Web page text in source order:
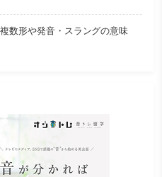
数形や発音・スラングの意味